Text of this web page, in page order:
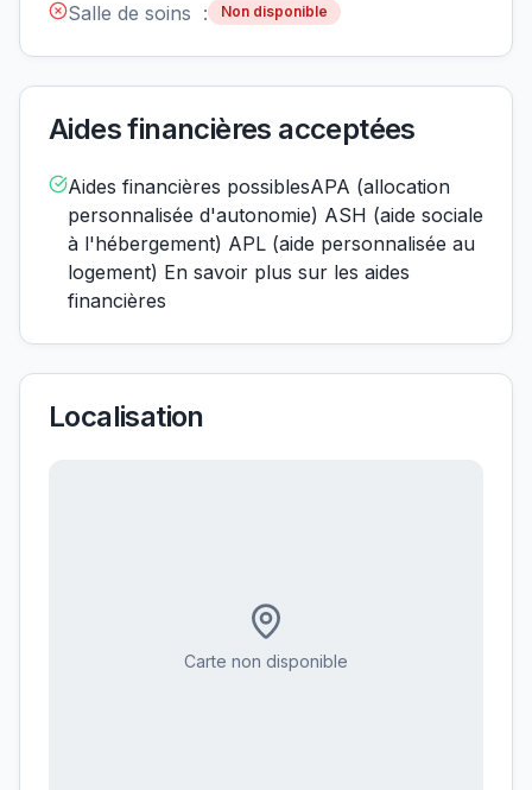
Salle de soins : Non disponible
Aides financières acceptées
Aides financières possiblesAPA (allocation
personnalisée d'autonomie) ASH (aide sociale
à l'hébergement) APL (aide personnalisée au
logement) En savoir plus sur les aides
financières
Localisation
Carte non disponible